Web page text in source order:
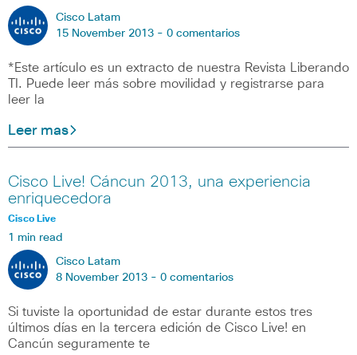
Cisco Latam
15 November 2013 - 0 comentarios
*Este artículo es un extracto de nuestra Revista Liberando
TI. Puede leer más sobre movilidad y registrarse para
leer la
Leer mas
Cisco Live! Cáncun 2013, una experiencia
enriquecedora
Cisco Live
1 min read
Cisco Latam
8 November 2013 - 0 comentarios
Si tuviste la oportunidad de estar durante estos tres
últimos días en la tercera edición de Cisco Live! en
Cancún seguramente te